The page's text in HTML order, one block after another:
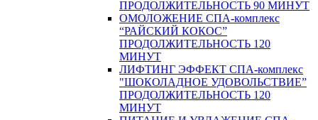
ПРОДОЛЖИТЕЛЬНОСТЬ 90 МИНУТ
ОМОЛОЖЕНИЕ СПА-комплекс
“РАЙСКИЙ КОКОС”
ПРОДОЛЖИТЕЛЬНОСТЬ 120
МИНУТ
ЛИФТИНГ ЭФФЕКТ СПА-комплекс
"ШОКОЛАДНОЕ УДОВОЛЬСТВИЕ”
ПРОДОЛЖИТЕЛЬНОСТЬ 120
МИНУТ